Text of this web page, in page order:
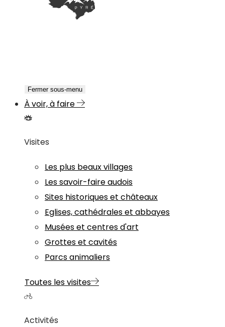
Fermer sous-menu
À voir, à faire
Visites
Les plus beaux villages
Les savoir-faire audois
Sites historiques et châteaux
Eglises, cathédrales et abbayes
Musées et centres d'art
Grottes et cavités
Parcs animaliers
Toutes les visites
Activités